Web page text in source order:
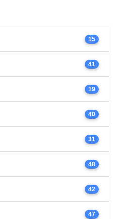
15
41
19
40
31
48
42
47